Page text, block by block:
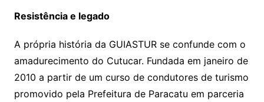
Resistência e legado
A própria história da GUIASTUR se confunde com o
amadurecimento do Cutucar. Fundada em janeiro de
2010 a partir de um curso de condutores de turismo
promovido pela Prefeitura de Paracatu em parceria